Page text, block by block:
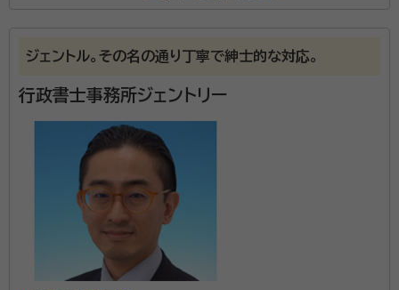
「こんなこと、いったい誰に相談すればいいのかわから
ない」といったお悩みから、一刻も早く解決したいとい
は、遺言書の作成支援から相続手続きに必要な戸籍調
査、財産調査、遺産分割協議書の作成などです。 「手続
きにはどれくらいの金額がかかるのだろう」と不安に思
うことが多いものですが、飛澤行政書士事務所は明朗会
計に努めており、見積りも可能です。 札幌で遺産相続に
関するお悩みがある方は、些細なことでもお気軽にご相
談してみると良いでしょう。
行政書士
北海道行政書士会
ジェントル。その名の通り丁寧で紳士的な対応。
行政書士事務所ジェントリー